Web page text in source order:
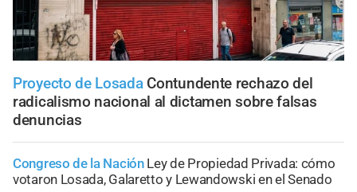
Proyecto de Losada Contundente rechazo del
radicalismo nacional al dictamen sobre falsas
denuncias
Congreso de la Nación Ley de Propiedad Privada: cómo
votaron Losada, Galaretto y Lewandowski en el Senado